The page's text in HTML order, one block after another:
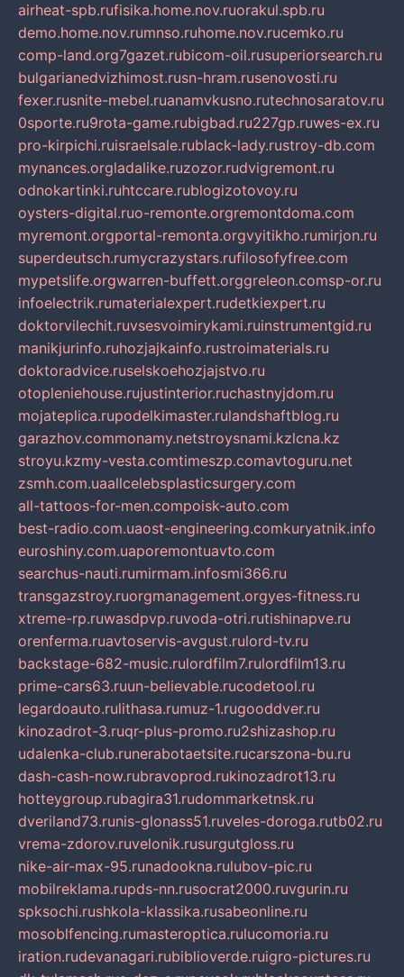
airheat-spb.rufisika.home.nov.ruorakul.spb.ru
demo.home.nov.rumnso.ruhome.nov.rucemko.ru
comp-land.org7gazet.rubicom-oil.rusuperiorsearch.ru
bulgarianedvizhimost.rusn-hram.rusenovosti.ru
fexer.rusnite-mebel.ruanamvkusno.rutechnosaratov.ru
0sporte.ru9rota-game.rubigbad.ru227gp.ruwes-ex.ru
pro-kirpichi.ruisraelsale.rublack-lady.rustroy-db.com
mynances.orgladalike.ruzozor.rudvigremont.ru
odnokartinki.ruhtccare.rublogizotovoy.ru
oysters-digital.ruo-remonte.orgremontdoma.com
myremont.orgportal-remonta.orgvyitikho.rumirjon.ru
superdeutsch.rumycrazystars.rufilosofyfree.com
mypetslife.orgwarren-buffett.orggreleon.comsp-or.ru
infoelectrik.rumaterialexpert.rudetkiexpert.ru
doktorvilechit.ruvsesvoimirykami.ruinstrumentgid.ru
manikjurinfo.ruhozjajkainfo.rustroimaterials.ru
doktoradvice.ruselskoehozjajstvo.ru
otopleniehouse.rujustinterior.ruchastnyjdom.ru
mojateplica.rupodelkimaster.rulandshaftblog.ru
garazhov.commonamy.netstroysnami.kzlcna.kz
stroyu.kzmy-vesta.comtimeszp.comavtoguru.net
zsmh.com.uaallcelebsplasticsurgery.com
all-tattoos-for-men.compoisk-auto.com
best-radio.com.uaost-engineering.comkuryatnik.info
euroshiny.com.uaporemontuavto.com
searchus-nauti.rumirmam.infosmi366.ru
transgazstroy.ruorgmanagement.orgyes-fitness.ru
xtreme-rp.ruwasdpvp.ruvoda-otri.rutishinapve.ru
orenferma.ruavtoservis-avgust.rulord-tv.ru
backstage-682-music.rulordfilm7.rulordfilm13.ru
prime-cars63.ruun-believable.rucodetool.ru
legardoauto.rulithasa.rumuz-1.rugooddver.ru
kinozadrot-3.ruqr-plus-promo.ru2shizashop.ru
udalenka-club.runerabotaetsite.rucarszona-bu.ru
dash-cash-now.rubravoprod.rukinozadrot13.ru
hotteygroup.rubagira31.rudommarketnsk.ru
dveriland73.runis-glonass51.ruveles-doroga.rutb02.ru
vrema-zdorov.ruvelonik.rusurgutgloss.ru
nike-air-max-95.runadookna.rulubov-pic.ru
mobilreklama.rupds-nn.rusocrat2000.ruvgurin.ru
spksochi.rushkola-klassika.rusabeonline.ru
mosoblfencing.rumasteroptica.rulucomoria.ru
iration.rudevanagari.rubiblioverde.ruigro-pictures.ru